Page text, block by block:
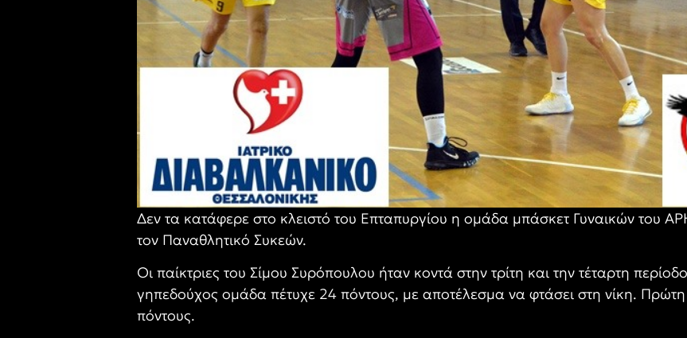
Δεν τα κατάφερε στο κλειστό του Επταπυργίου η ομάδα μπάσκετ Γυναικών του
τον Παναθλητικό Συκεών.
Οι παίκτριες του Σίμου Συρόπουλου ήταν κοντά στην τρίτη και την τέταρτη
γηπεδούχος ομάδα πέτυχε 24 πόντους, με αποτέλεσμα να φτάσει στη νίκη.
πόντους.